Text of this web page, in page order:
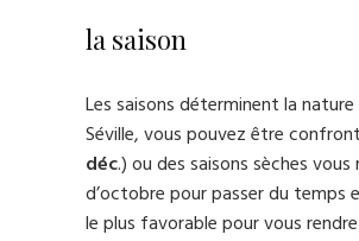
la saison
Les saisons déterminent la
Séville, vous pouvez être
déc.) ou des saisons sèches
d’octobre pour passer du temps
le plus favorable pour vous rendre